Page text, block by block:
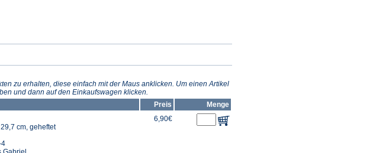
zu erhalten, diese einfach mit der Maus anklicken. Um einen Artikel
und dann auf den Einkaufswagen klicken.
Preis
Menge
cm, geheftet
4
6,90€